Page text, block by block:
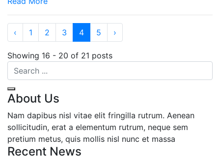
‹ 1 2 3 4 5 ›
Showing 16 - 20 of 21 posts
About Us
Nam dapibus nisl vitae elit fringilla rutrum. Aenean
sollicitudin, erat a elementum rutrum, neque sem
pretium metus, quis mollis nisl nunc et massa
Recent News